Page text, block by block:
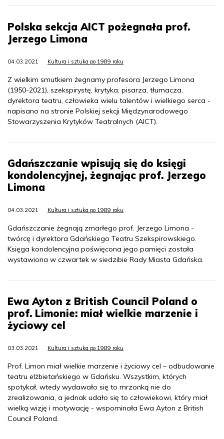
Polska sekcja AICT pożegnała prof.
Jerzego Limona
04.03.2021 Kultura i sztuka po 1989 roku
Z wielkim smutkiem żegnamy profesora Jerzego Limona
(1950-2021), szekspirystę, krytyka, pisarza, tłumacza,
dyrektora teatru, człowieka wielu talentów i wielkiego serca -
napisano na stronie Polskiej sekcji Międzynarodowego
Stowarzyszenia Krytyków Teatralnych (AICT).
Gdańszczanie wpisują się do księgi
kondolencyjnej, żegnając prof. Jerzego
Limona
04.03.2021 Kultura i sztuka po 1989 roku
Gdańszczanie żegnają zmarłego prof. Jerzego Limona -
twórcę i dyrektora Gdańskiego Teatru Szekspirowskiego.
Księga kondolencyjna poświęcona jego pamięci została
wystawiona w czwartek w siedzibie Rady Miasta Gdańska.
Ewa Ayton z British Council Poland o
prof. Limonie: miał wielkie marzenie i
życiowy cel
03.03.2021 Kultura i sztuka po 1989 roku
Prof. Limon miał wielkie marzenie i życiowy cel – odbudowanie
teatru elżbietańskiego w Gdańsku. Wszystkim, których
spotykał, wtedy wydawało się to mrzonką nie do
zrealizowania, a jednak udało się to człowiekowi, który miał
wielką wizję i motywację - wspominała Ewa Ayton z British
Council Poland.